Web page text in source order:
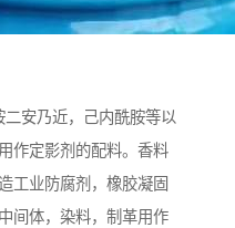
安乃近，己内酰胺等以
作定影剂的配料。香料
工业防腐剂，橡胶凝固
间体，染料，制革用作